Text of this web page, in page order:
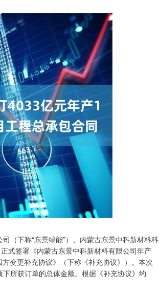
（下称“东景绿能”）、内蒙古东景中科新材料科
式签署《内蒙古东景中科新材料有限公司年产
变更补充协议》（下称《补充协议》）。本次
所获订单的总体金额。根据《补充协议》约
北证50 1122.88